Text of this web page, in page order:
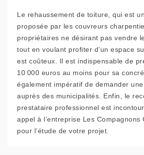
Le rehaussement de toiture, qui est
proposée par les couvreurs
propriétaires ne désirant pas vendre
tout en voulant profiter d’un espace
est coûteux. Il est indispensable de
10 000 euros au moins pour sa
également impératif de demander
auprès des municipalités. Enfin, le
prestataire professionnel est
appel à l’entreprise Les Compagnons
pour l’étude de votre projet.